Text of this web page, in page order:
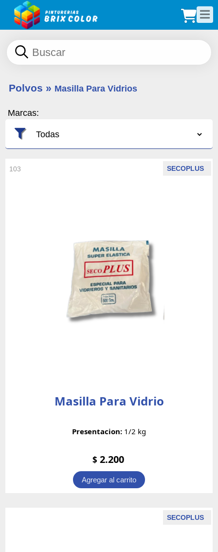
Polvos » Masilla Para Vidrios
Marcas:
Masilla Para Vidrio
Presentacion: 1/2 kg
103 SECOPLUS
$ 2.200
Agregar al carrito
SECOPLUS